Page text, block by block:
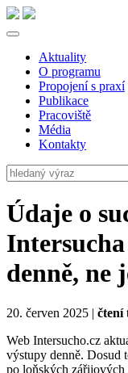
Aktuality
O programu
Propojení s praxí
Publikace
Pracoviště
Média
Kontakty
Údaje o
denně, ne
20. červen 2025 | čtení
Web Intersucho.cz
výstupy denně. Dosud
po loňských zářijových